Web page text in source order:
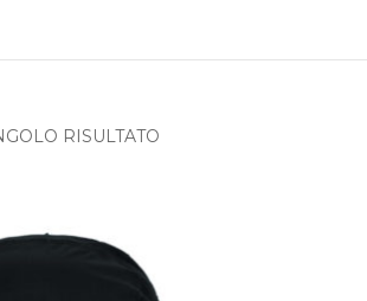
RISULTATO